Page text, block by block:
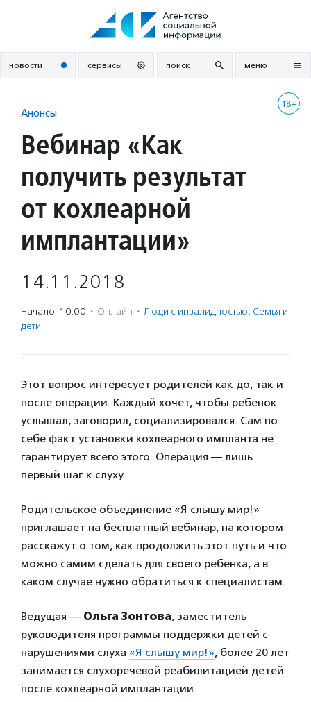
новости сервисы поиск меню
18+
Анонсы
Вебинар «Как
получить результат
от кохлеарной
имплантации»
14.11.2018
Начало: 10:00 · Онлайн · Люди с инвалидностью, Семья и
дети
Этот вопрос интересует родителей как до, так и
после операции. Каждый хочет, чтобы ребенок
услышал, заговорил, социализировался. Сам по
себе факт установки кохлеарного импланта не
гарантирует всего этого. Операция — лишь
первый шаг к слуху.
Родительское объединение «Я слышу мир!»
приглашает на бесплатный вебинар, на котором
расскажут о том, как продолжить этот путь и что
можно самим сделать для своего ребенка, а в
каком случае нужно обратиться к специалистам.
Ведущая — Ольга Зонтова, заместитель
руководителя программы поддержки детей с
нарушениями слуха «Я слышу мир!», более 20 лет
занимается слухоречевой реабилитацией детей
после кохлеарной имплантации.